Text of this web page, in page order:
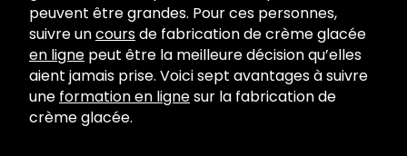
peuvent être grandes. Pour ces personnes,
suivre uncoursde fabrication de crème glacée
en ligne peut être la meilleure décision qu’elles
aient jamais prise. Voici sept avantages à suivre
une formation en lignesur la fabrication de
crème glacée.